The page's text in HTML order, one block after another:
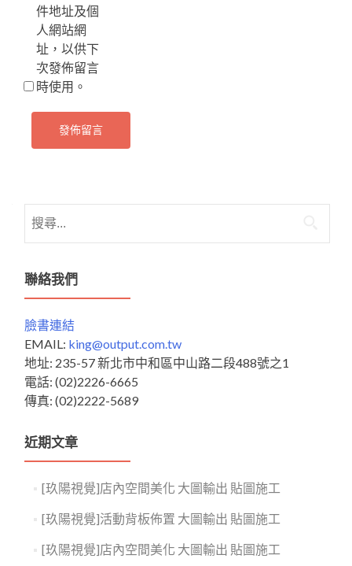
件地址及個
人網站網
址，以供下
次發佈留言
時使用。
尋
鍵
字:
聯絡我們
臉書連結
EMAIL: king@output.com.tw
地址: 235-57 新北市中和區中山路二段488號之1
電話: (02)2226-6665
傳真: (02)2222-5689
近期文章
[玖陽視覺]店內空間美化 大圖輸出 貼圖施工
[玖陽視覺]活動背板佈置 大圖輸出 貼圖施工
[玖陽視覺]店內空間美化 大圖輸出 貼圖施工